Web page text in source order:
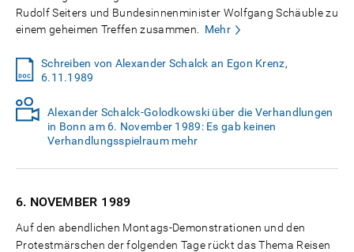
Rudolf Seiters und Bundesinnenminister Wolfgang Schäuble zu
einem geheimen Treffen zusammen.
Mehr
Schreiben von Alexander Schalck an Egon Krenz,
6.11.1989
Alexander Schalck-Golodkowski über die Verhandlungen
in Bonn am 6. November 1989: Es gab keinen
Verhandlungsspielraum mehr
6. NOVEMBER 1989
Auf den abendlichen Montags-Demonstrationen und den
Protestmärschen der folgenden Tage rückt das Thema Reisen